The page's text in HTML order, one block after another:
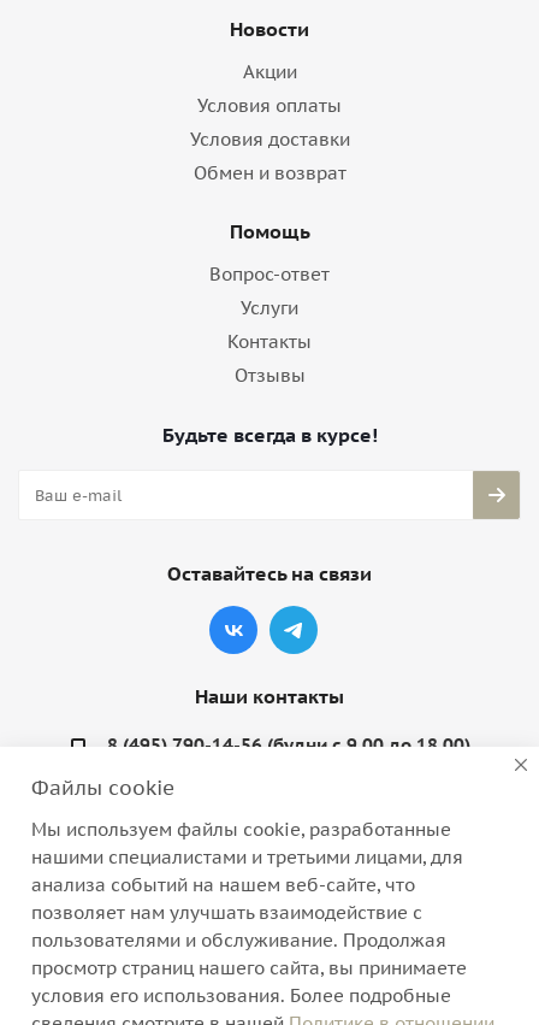
Новости
Акции
Условия оплаты
Условия доставки
Обмен и возврат
Помощь
Вопрос-ответ
Услуги
Контакты
Отзывы
Будьте всегда в курсе!
Оставайтесь на связи
Наши контакты
8 (495) 790-14-56 (будни с 9.00 до 18.00)
Варшавское шоссе, д. 132, стр. 9
2026 © Интернет-магазин нижнего белья, домашней
одежды и трикотажа
Файлы cookie
Мы используем файлы cookie, разработанные
нашими специалистами и третьими лицами, для
анализа событий на нашем веб-сайте, что
позволяет нам улучшать взаимодействие с
пользователями и обслуживание. Продолжая
просмотр страниц нашего сайта, вы принимаете
условия его использования. Более подробные